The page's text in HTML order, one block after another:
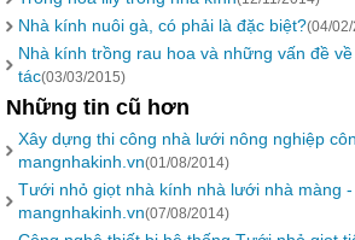
Nhà kính nuôi gà, có phải là đặc biệt?(04/
Nhà kính trồng rau hoa và những vấn đề
tác(03/03/2015)
Những tin cũ hơn
Xây dựng thi công nhà lưới nông nghiệp
mangnhakinh.vn(01/08/2014)
Tưới nhỏ giọt nhà kính nhà lưới nhà màng -
mangnhakinh.vn(07/08/2014)